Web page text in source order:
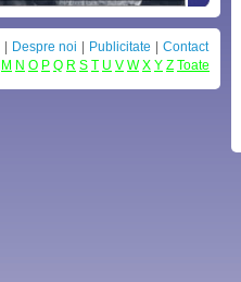
Despre noi Publicitate
Contact
M N O P Q R S T U V W X Y Z Toate